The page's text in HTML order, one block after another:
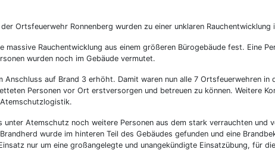
Ortsfeuerwehr Ronnenberg wurden zu einer unklaren
Rauchentwicklung aus einem größeren Bürogebäude fest. Eine
wurden noch im Gebäude vermutet.
auf Brand 3 erhöht. Damit waren nun alle 7 Ortsfeuerwehren in
Personen vor Ort erstversorgen und betreuen zu können. Weitere
unter Atemschutz noch weitere Personen aus dem stark verrauchten und
wurde im hinteren Teil des Gebäudes gefunden und eine
nur um eine großangelegte und unangekündigte Einsatzübung, für